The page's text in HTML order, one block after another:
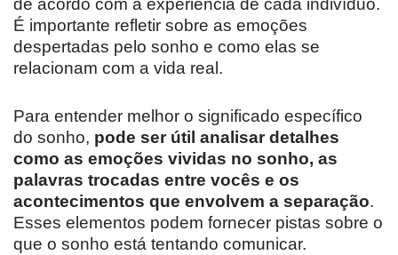
de acordo com a experiência de cada indivíduo.
É importante refletir sobre as emoções
despertadas pelo sonho e como elas se
relacionam com a vida real.
Para entender melhor o significado específico
do sonho, pode ser útil analisar detalhes
como as emoções vividas no sonho, as
palavras trocadas entre vocês e os
acontecimentos que envolvem a separação.
Esses elementos podem fornecer pistas sobre o
que o sonho está tentando comunicar.